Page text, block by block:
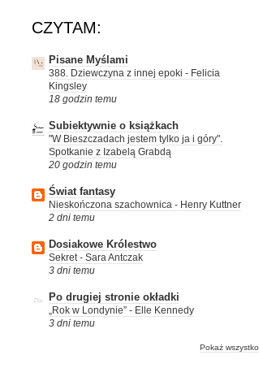
CZYTAM:
Pisane Myślami
388. Dziewczyna z innej epoki - Felicia
Kingsley
18 godzin temu
Subiektywnie o książkach
"W Bieszczadach jestem tylko ja i góry".
Spotkanie z Izabelą Grabdą
20 godzin temu
Świat fantasy
Nieskończona szachownica - Henry Kuttner
2 dni temu
Dosiakowe Królestwo
Sekret - Sara Antczak
3 dni temu
Po drugiej stronie okładki
„Rok w Londynie” - Elle Kennedy
3 dni temu
Pokaż wszystko